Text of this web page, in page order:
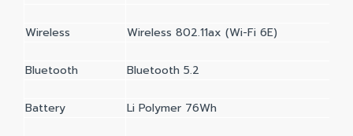
Wireless Wireless 802.11ax (Wi-Fi 6E)
Bluetooth Bluetooth 5.2
Battery Li Polymer 76Wh